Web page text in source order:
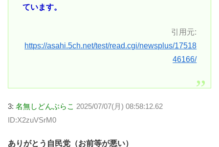
ています。
引用元:
https://asahi.5ch.net/test/read.cgi/newsplus/17518
46166/
3: 名無しどんぶらこ 2025/07/07(月) 08:58:12.62
ID:X2zuVSrM0
ありがとう自民党（お前等が悪い）